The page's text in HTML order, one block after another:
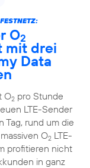
O2
mit drei
Data
O2pro Stunde
LTE-Sender
Tag, rund um die
O2LTE-
profitieren nicht
in ganz